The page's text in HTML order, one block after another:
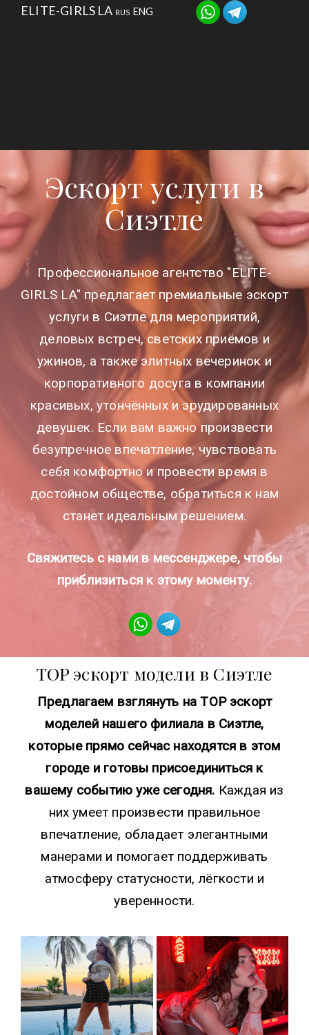
ELITE-GIRLS LA RUS ENG
Эскорт услуги в
Сиэтле
Профессиональное агентство "ELITE-
GIRLS LA" предлагает премиальные эскорт
услуги в Сиэтле для мероприятий,
деловых встреч, светских приёмов и
ужинов, а также элитных вечеринок и
корпоративного досуга в компании
красивых, утончённых и эрудированных
девушек. Если вам важно произвести
безупречное впечатление, чувствовать
себя комфортно и провести время в
достойном обществе, обратиться к нам
станет идеальным решением.
Свяжитесь с нами в мессенджере, чтобы
приблизиться к этому моменту.
TOP эскорт модели в Сиэтле
Предлагаем взглянуть на TOP эскорт
моделей нашего филиала в Сиэтле,
которые прямо сейчас находятся в этом
городе и готовы присоединиться к
вашему событию уже сегодня. Каждая из
них умеет произвести правильное
впечатление, обладает элегантными
манерами и помогает поддерживать
атмосферу статусности, лёгкости и
уверенности.